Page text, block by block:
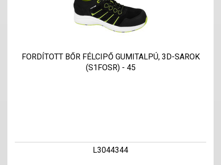
FORDÍTOTT BŐR FÉLCIPŐ GUMITALPÚ, 3D-SAROK
(S1FOSR) - 45
L3044344